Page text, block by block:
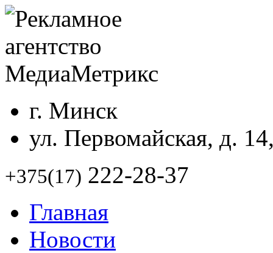
г. Минск
ул. Первомайская, д.
+375(17) 222-28-37
Главная
Новости